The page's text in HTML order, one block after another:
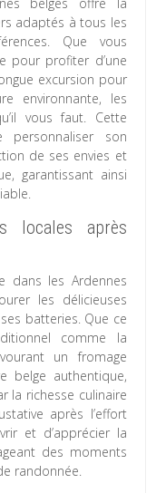
adaptés à tous les
Que vous
pour profiter d’une
excursion pour
environnante, les
vous faut. Cette
son
de ses envies et
garantissant ainsi
locales après
dans les Ardennes
les délicieuses
batteries. Que ce
comme la
un fromage
belge authentique,
la richesse culinaire
après l’effort
et d’apprécier la
des moments
randonnée.